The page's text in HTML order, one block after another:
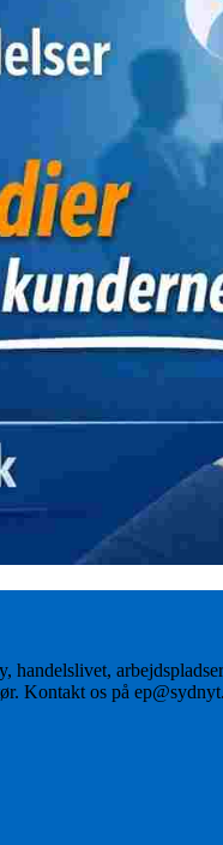
handelslivet,
Kontakt os på